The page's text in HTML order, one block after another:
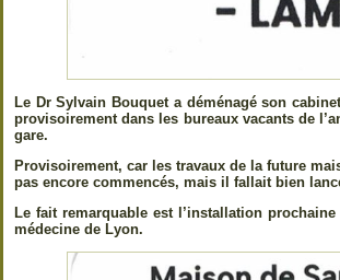
Le Dr Sylvain Bouquet a déménagé son
provisoirement dans les bureaux vacants de
gare.
Provisoirement, car les travaux de la future
pas encore commencés, mais il fallait bien
Le fait remarquable est l’installation
médecine de Lyon.